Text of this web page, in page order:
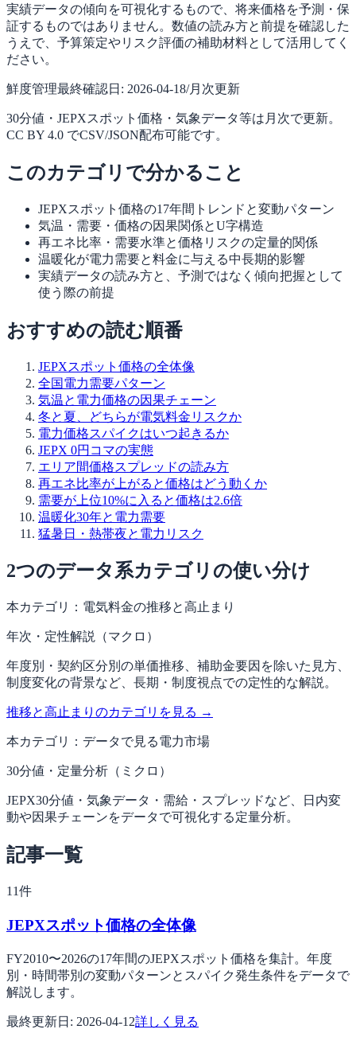
実績データの傾向を可視化するもので、将来価格を予測・保
証するものではありません。数値の読み方と前提を確認した
うえで、予算策定やリスク評価の補助材料として活用してく
ださい。
鮮度管理最終確認日: 2026-04-18/月次更新
30分値・JEPXスポット価格・気象データ等は月次で更新。
CC BY 4.0 でCSV/JSON配布可能です。
このカテゴリで分かること
JEPXスポット価格の17年間トレンドと変動パターン
気温・需要・価格の因果関係とU字構造
再エネ比率・需要水準と価格リスクの定量的関係
温暖化が電力需要と料金に与える中長期的影響
実績データの読み方と、予測ではなく傾向把握として
使う際の前提
おすすめの読む順番
JEPXスポット価格の全体像
全国電力需要パターン
気温と電力価格の因果チェーン
冬と夏、どちらが電気料金リスクか
電力価格スパイクはいつ起きるか
JEPX 0円コマの実態
エリア間価格スプレッドの読み方
再エネ比率が上がると価格はどう動くか
需要が上位10%に入ると価格は2.6倍
温暖化30年と電力需要
猛暑日・熱帯夜と電力リスク
2つのデータ系カテゴリの使い分け
本カテゴリ：電気料金の推移と高止まり
年次・定性解説（マクロ）
年度別・契約区分別の単価推移、補助金要因を除いた見方、
制度変化の背景など、長期・制度視点での定性的な解説。
推移と高止まりのカテゴリを見る →
本カテゴリ：データで見る電力市場
30分値・定量分析（ミクロ）
JEPX30分値・気象データ・需給・スプレッドなど、日内変
動や因果チェーンをデータで可視化する定量分析。
記事一覧
11件
JEPXスポット価格の全体像
FY2010〜2026の17年間のJEPXスポット価格を集計。年度
別・時間帯別の変動パターンとスパイク発生条件をデータで
解説します。
最終更新日: 2026-04-12詳しく見る